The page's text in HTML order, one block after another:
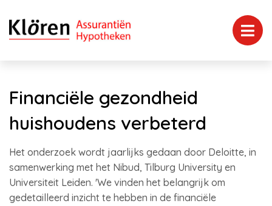
Financiële gezondheid
huishoudens verbeterd
Het onderzoek wordt jaarlijks gedaan door Deloitte, in
samenwerking met het Nibud, Tilburg University en
Universiteit Leiden. 'We vinden het belangrijk om
gedetailleerd inzicht te hebben in de financiële